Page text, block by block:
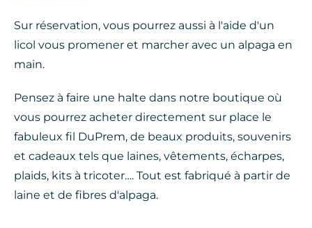
Sur réservation, vous pourrez aussi à l'aide d'un
licol vous promener et marcher avec un alpaga en
main.
Pensez à faire une halte dans notre boutique où
vous pourrez acheter directement sur place le
fabuleux fil DuPrem, de beaux produits, souvenirs
et cadeaux tels que laines, vêtements, écharpes,
plaids, kits à tricoter…. Tout est fabriqué à partir de
laine et de fibres d'alpaga.